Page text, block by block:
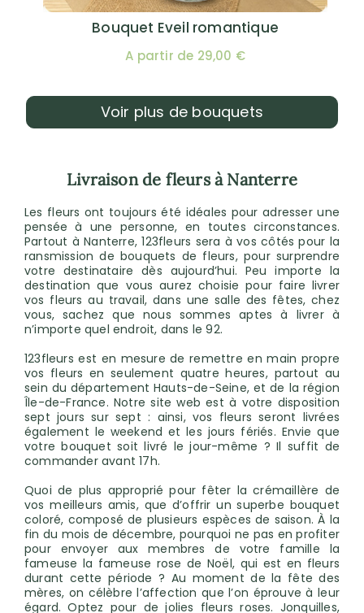
Bouquet Eveil romantique
A partir de 29,00 €
Voir plus de bouquets
Livraison de fleurs à Nanterre
Les fleurs ont toujours été idéales pour adresser une
pensée à une personne, en toutes circonstances.
Partout à Nanterre, 123fleurs sera à vos côtés pour la
ransmission de bouquets de fleurs, pour surprendre
votre destinataire dès aujourd’hui. Peu importe la
destination que vous aurez choisie pour faire livrer
vos fleurs au travail, dans une salle des fêtes, chez
vous, sachez que nous sommes aptes à livrer à
n’importe quel endroit, dans le 92.
123fleurs est en mesure de remettre en main propre
vos fleurs en seulement quatre heures, partout au
sein du département Hauts-de-Seine, et de la région
Île-de-France. Notre site web est à votre disposition
sept jours sur sept : ainsi, vos fleurs seront livrées
également le weekend et les jours fériés. Envie que
votre bouquet soit livré le jour-même ? Il suffit de
commander avant 17h.
Quoi de plus approprié pour fêter la crémaillère de
vos meilleurs amis, que d’offrir un superbe bouquet
coloré, composé de plusieurs espèces de saison. À la
fin du mois de décembre, pourquoi ne pas en profiter
pour envoyer aux membres de votre famille la
fameuse la fameuse rose de Noël, qui est en fleurs
durant cette période ? Au moment de la fête des
mères, on célèbre l’affection que l’on éprouve à leur
égard. Optez pour de jolies fleurs roses. Jonquilles,